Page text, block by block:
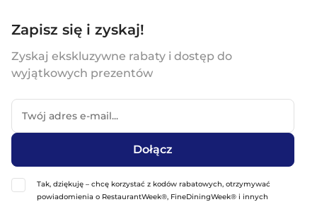
Zapisz się i zyskaj!
Zyskaj ekskluzywne rabaty i dostęp do
wyjątkowych prezentów
Dołącz
Tak, dziękuję – chcę korzystać z kodów rabatowych, otrzymywać
powiadomienia o RestaurantWeek®, FineDiningWeek® i innych